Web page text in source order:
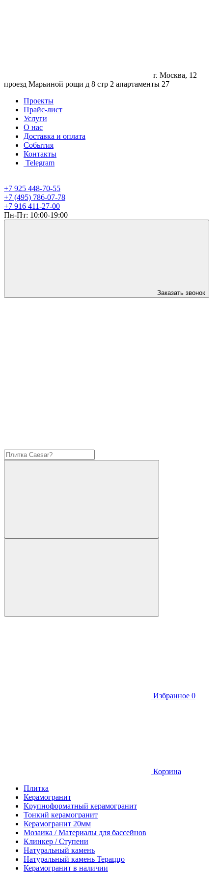
г. Москва, 12
проезд Марьиной рощи д 8 стр 2 апартаменты 27
Проекты
Прайс-лист
Услуги
О нас
Доставка и оплата
События
Контакты
Telegram
+7 925 448-70-55
+7 (495) 786-07-78
+7 916 411-27-00
Пн-Пт: 10:00-19:00
Заказать звонок
Избранное 0
Корзина
Плитка
Керамогранит
Крупноформатный керамогранит
Тонкий керамогранит
Керамогранит 20мм
Мозаика / Материалы для бассейнов
Клинкер / Ступени
Натуральный камень
Натуральный камень Тераццо
Керамогранит в наличии